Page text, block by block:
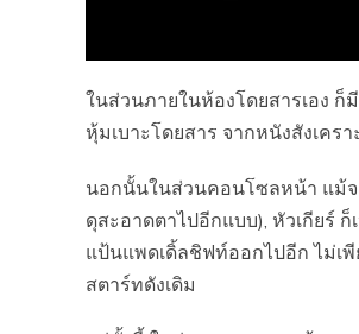
ในส่วนภายในห้องโดยสารเอง
หุ้มเบาะโดยสาร จากหนังสังเคร
นอกนั้นในส่วนคอนโซลหน้า แม้จ
ดุสะอาดตาไปอีกแบบ), หัวเกียร์
แป้นแพดเดิ้ลชิฟท์ออกไปอีก ไม่เ
สตาร์ทดังเดิม